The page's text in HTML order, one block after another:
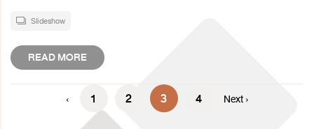
Slideshow
READ MORE
‹ 1 2 3 4 Next ›